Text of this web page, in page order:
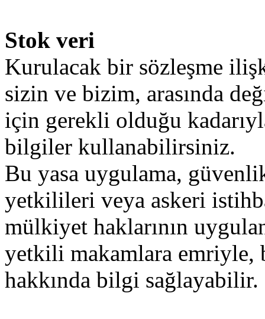
Stok veri
Kurulacak bir sözleşme
sizin ve bizim, arasında
için gerekli olduğu
bilgiler kullanabilirsiniz.
Bu yasa uygulama,
yetkilileri veya askeri
mülkiyet haklarının
yetkili makamlara emriyle,
hakkında bilgi sağlayabilir.